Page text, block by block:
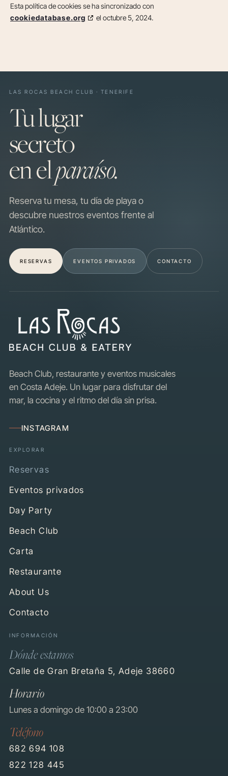
Esta política de cookies se ha sincronizado con
cookiedatabase.org
el octubre 5, 2024.
LAS ROCAS BEACH CLUB · TENERIFE
Tu lugar
secreto
en elparaíso.
Reserva tu mesa, tu día de playa o
descubre nuestros eventos frente al
Atlántico.
RESERVAS EVENTOS PRIVADOS CONTACTO
Beach Club, restaurante y eventos musicales
en Costa Adeje. Un lugar para disfrutar del
mar, la cocina y el ritmo del día sin prisa.
INSTAGRAM
EXPLORAR
Reservas
Eventos privados
Day Party
Beach Club
Carta
Restaurante
About Us
Contacto
INFORMACIÓN
Dónde estamos
Calle de Gran Bretaña 5, Adeje 38660
Horario
Lunes a domingo de 10:00 a 23:00
Teléfono
682 694 108
822 128 445